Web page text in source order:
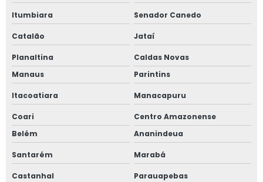
Itumbiara Senador Canedo
Catalão Jataí
Planaltina
Caldas Novas
Manaus
Parintins
Itacoatiara Manacapuru
Coari
Centro Amazonense
Belém
Ananindeua
Santarém Marabá
Castanhal Parauapebas